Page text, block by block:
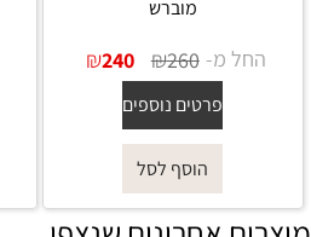
מוברש
החל מ- ₪260
₪240
פרטים נוספים
הוסף לסל